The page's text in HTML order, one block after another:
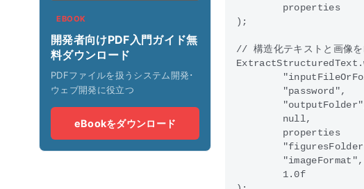
EBOOK
開発者向けPDF入門ガイド無
料ダウンロード
PDFファイルを扱うシステム開発･
ウェブ開発に役立つ
eBookをダウンロード
properties
);
// 構造化テキストと画像を
"password",
null,
properties
"imageFormat",
1.0f